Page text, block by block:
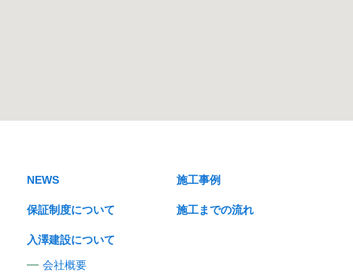
NEWS 施工事例
保証制度について 施工までの流れ
入澤建設について
会社概要